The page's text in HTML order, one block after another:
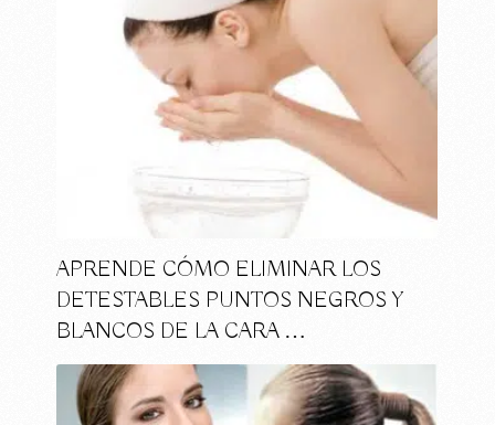
APRENDE CÓMO ELIMINAR LOS
DETESTABLES PUNTOS NEGROS Y
BLANCOS DE LA CARA …